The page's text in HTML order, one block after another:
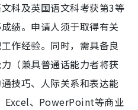
科及英国语文科考获第3等
绩。申请人须于取得有关
作经验。同时，需具备良
（兼具普通话能力者将获
技巧、人际关系和表达能
Excel、PowerPoint等商业